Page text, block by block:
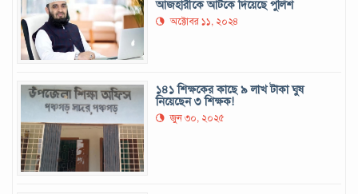
আজহারীকে আটকে দিয়েছে পুলিশ
অক্টোবর ১১, ২০২৪
১৪১ শিক্ষকের কাছে ৯ লাখ টাকা ঘুষ
নিয়েছেন ৩ শিক্ষক!
জুন ৩০, ২০২৫